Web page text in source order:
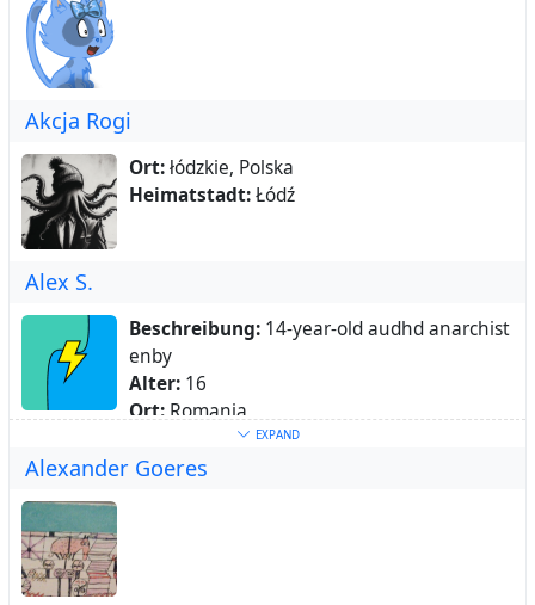
Akcja Rogi
Ort:łódzkie, Polska
Heimatstadt:Łódź
Alex S.
Beschreibung: 14-year-old audhd anarchist
enby
Alter: 16
Ort: Romania
Heimatstadt: Bucharest
Webseite:
EXPAND
Alexander Goeres